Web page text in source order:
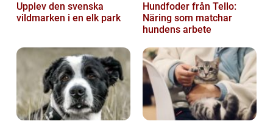
Upplev den svenska
vildmarken i en elk park
Hundfoder från Tello:
Näring som matchar
hundens arbete